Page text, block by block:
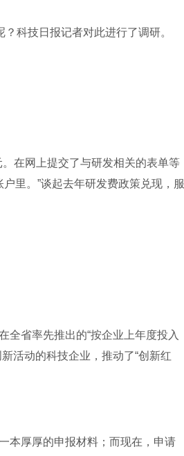
科技日报记者对此进行了调研。
在网上提交了与研发相关的表单等
里。”谈起去年研发费政策兑现，服
全省率先推出的“按企业上年度投入
活动的科技企业，推动了“创新红
本厚厚的申报材料；而现在，申请